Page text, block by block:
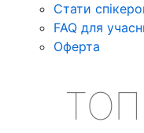
Стати
FAQ для
Оферта